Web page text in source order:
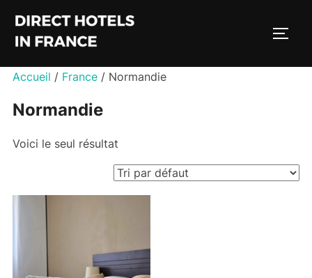
contenu
Accueil / France/ Normandie
Normandie
Voici le seul résultat